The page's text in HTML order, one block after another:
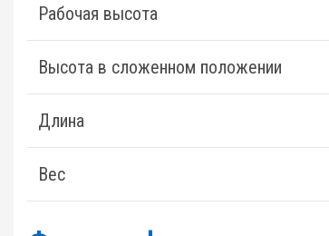
Рабочая высота
Высота в сложенном положении
Длина
Вес